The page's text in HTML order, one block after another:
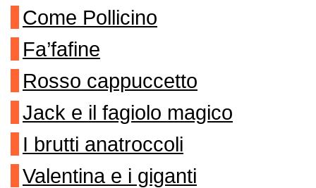
Come Pollicino
Fa’fafine
Rosso cappuccetto
Jack e il fagiolo magico
I brutti anatroccoli
Valentina e i giganti